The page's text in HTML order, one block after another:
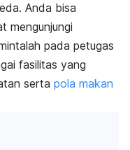
Anda bisa
mengunjungi
pada petugas
fasilitas yang
serta pola makan